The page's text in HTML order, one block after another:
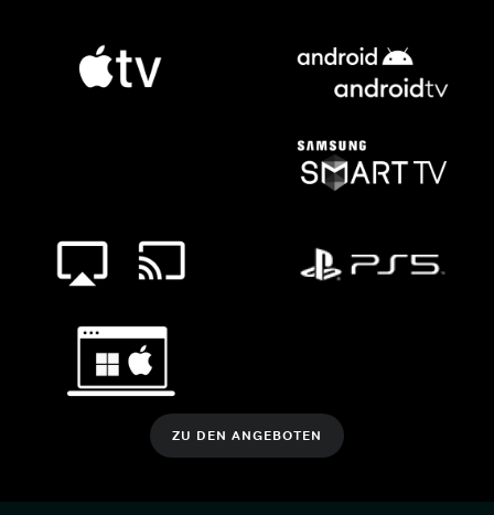
ZU DEN ANGEBOTEN